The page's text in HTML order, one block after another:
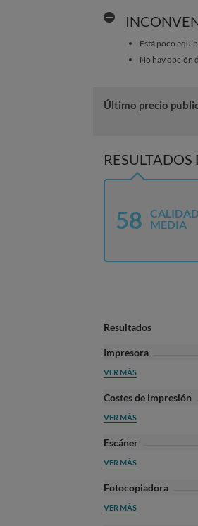
Está poco
No hay opción
Último precio
RESULTADOS
58
MEDIA
Resultados
Impresora
VER MÁS
Costes de impresión
VER MÁS
Escáner
VER MÁS
Fotocopiadora
VER MÁS